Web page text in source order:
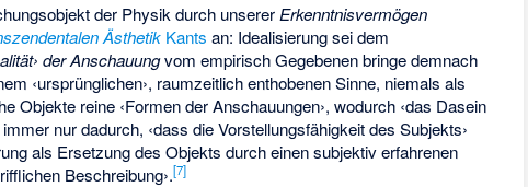
der Physik durch unserer Erkenntnisvermögen
Ästhetik Kants an: Idealisierung sei dem
der Anschauungvom empirisch Gegebenen bringe demnach
‹ursprünglichen›, raumzeitlich enthobenen Sinne, niemals als
Objekte reine ‹Formen der Anschauungen›, wodurch ‹das Dasein
nur dadurch, ‹dass die Vorstellungsfähigkeit des Subjekts›
als Ersetzung des Objekts durch einen subjektiv erfahrenen
Beschreibung›.[7]